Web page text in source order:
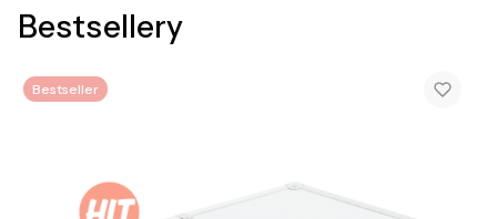
Bestsellery
Bestseller